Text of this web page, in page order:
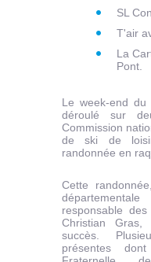
SL
T'air
La
Pont.
Le week-end du
déroulé sur
Commission
de ski de
randonnée en
Cette
responsable
Christian
succès.
présentes